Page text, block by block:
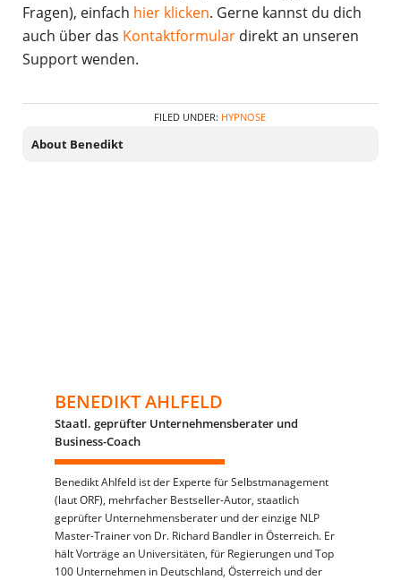
Fragen), einfach hier klicken. Gerne kannst du dich
auch über das Kontaktformular direkt an unseren
Support wenden.
FILED UNDER: HYPNOSE
About Benedikt
BENEDIKT AHLFELD
Staatl. geprüfter Unternehmensberater und
Business-Coach
Benedikt Ahlfeld ist der Experte für Selbstmanagement
(laut ORF), mehrfacher Bestseller-Autor, staatlich
geprüfter Unternehmensberater und der einzige NLP
Master-Trainer von Dr. Richard Bandler in Österreich. Er
hält Vorträge an Universitäten, für Regierungen und Top
100 Unternehmen in Deutschland, Österreich und der